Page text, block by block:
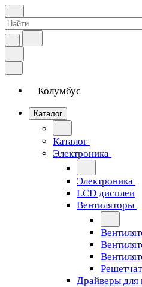
Колумбус
Каталог
Каталог
Электроника
Электроника
LCD дисплеи
Вентиляторы
Драйверы для